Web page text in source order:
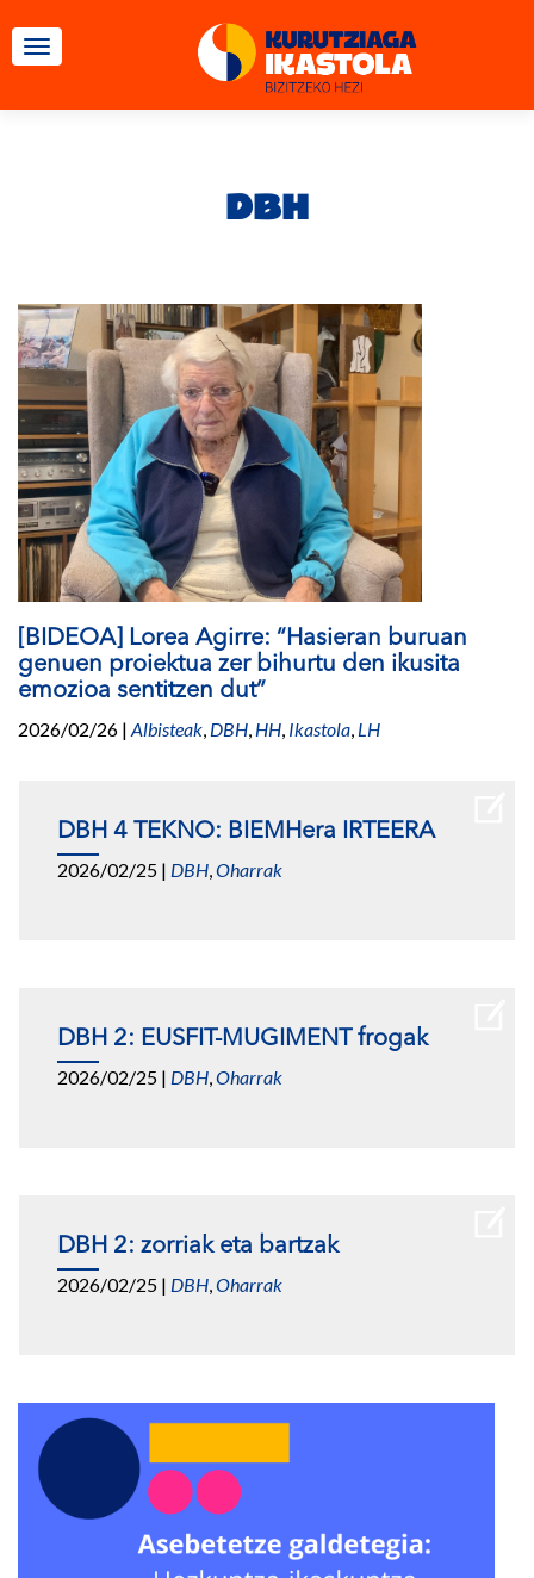
TOGGLE NAVIGATION
DBH
[BIDEOA] Lorea Agirre: “Hasieran buruan
genuen proiektua zer bihurtu den ikusita
emozioa sentitzen dut”
2026/02/26 | Albisteak, DBH, HH, Ikastola, LH
DBH 4 TEKNO: BIEMHera IRTEERA
2026/02/25 | DBH,Oharrak
DBH 2: EUSFIT-MUGIMENT frogak
2026/02/25 | DBH,Oharrak
DBH 2: zorriak eta bartzak
2026/02/25 | DBH,Oharrak